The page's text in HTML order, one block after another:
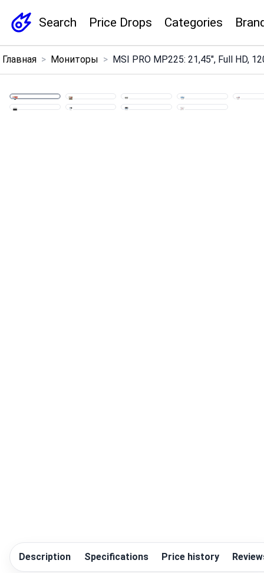
Search Price Drops Categories
Menu ×
Home
Главная > Мониторы > MSI PRO MP225: 21,45", Full HD,
Description Specifications Price history